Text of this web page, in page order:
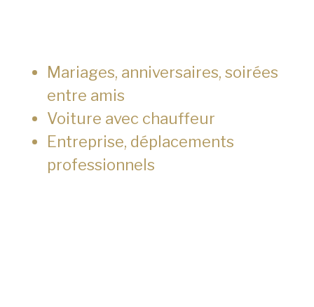
Mariages, anniversaires, soirées
entre amis
Voiture avec chauffeur
Entreprise, déplacements
professionnels